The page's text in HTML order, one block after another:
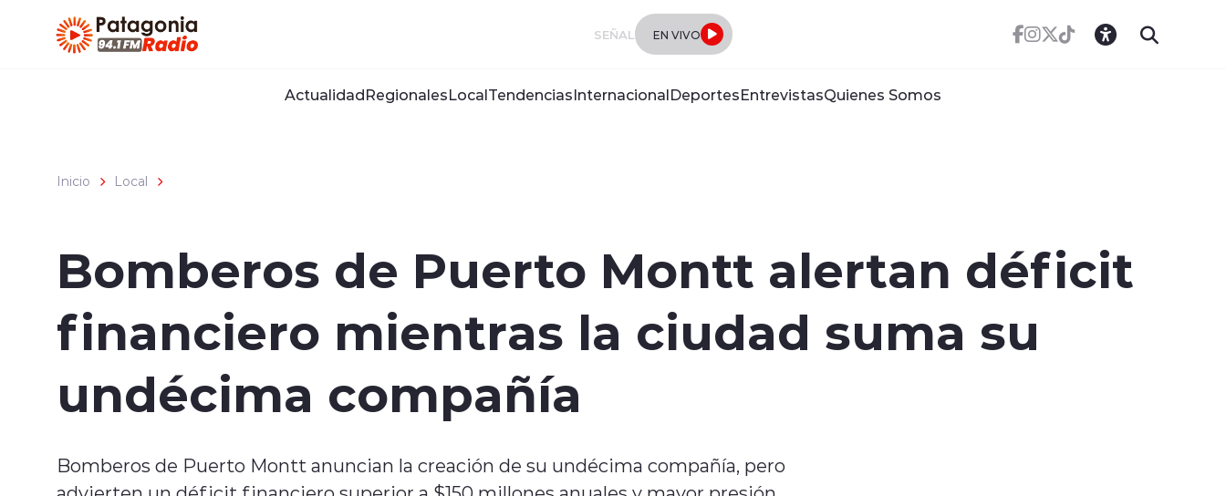
SEÑAL EN VIVO
ActualidadRegionalesLocalTendenciasInternacionalDeportesEntrevistasQuienes Somos
Inicio Local
Bomberos de Puerto Montt alertan déficit
financiero mientras la ciudad suma su
undécima compañía
Bomberos de Puerto Montt anuncian la creación de su undécima compañía, pero